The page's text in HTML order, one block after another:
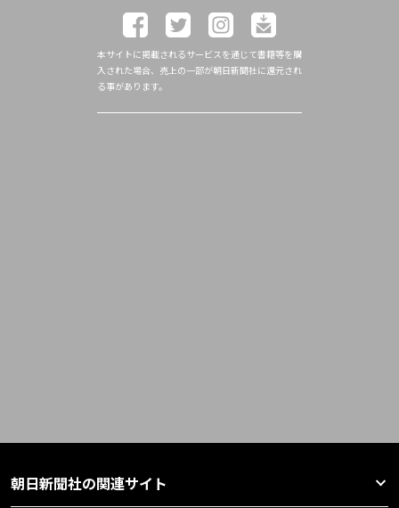
本サイトに掲載されるサービスを通じて書籍等を購
入された場合、売上の一部が朝日新聞社に還元され
る事があります。
朝日新聞社の関連サイト